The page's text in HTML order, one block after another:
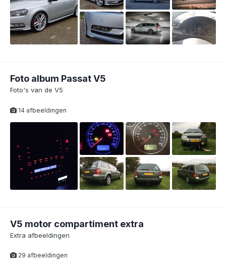
Foto album Passat V5
Foto's van de V5
14 afbeeldingen
V5 motor compartiment extra
Extra afbeeldingen
29 afbeeldingen